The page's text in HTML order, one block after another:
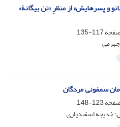
و پسرهایش» از منظرِ «تن بیگانة»
117-135
سمفونی مردگان
123-148
خدیجه اسفندیاری